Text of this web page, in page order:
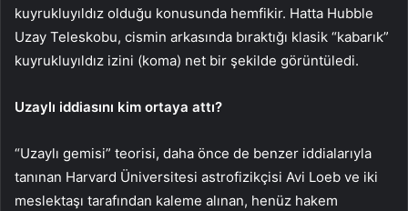
kuyrukluyıldız olduğu konusunda hemfikir. Hatta Hubble
Uzay Teleskobu, cismin arkasında bıraktığı klasik “kabarık”
kuyrukluyıldız izini (koma) net bir şekilde görüntüledi.
Uzaylı iddiasını kim ortaya attı?
“Uzaylı gemisi” teorisi, daha önce de benzer iddialarıyla
tanınan Harvard Üniversitesi astrofizikçisi Avi Loeb ve iki
meslektaşı tarafından kaleme alınan, henüz hakem